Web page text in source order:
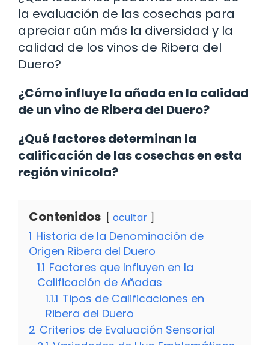
la evaluación de las cosechas para
apreciar aún más la diversidad y la
calidad de los vinos de Ribera del
Duero?
¿Cómo influye la añada en la calidad
de un vino de Ribera del Duero?
¿Qué factores determinan la
calificación de las cosechas en esta
región vinícola?
Contenidos ocultar
1 Historia de la Denominación de
Origen Ribera del Duero
1.1 Factores que Influyen en la
Calificación de Añadas
1.1.1 Tipos de Calificaciones en
Ribera del Duero
2 Criterios de Evaluación Sensorial